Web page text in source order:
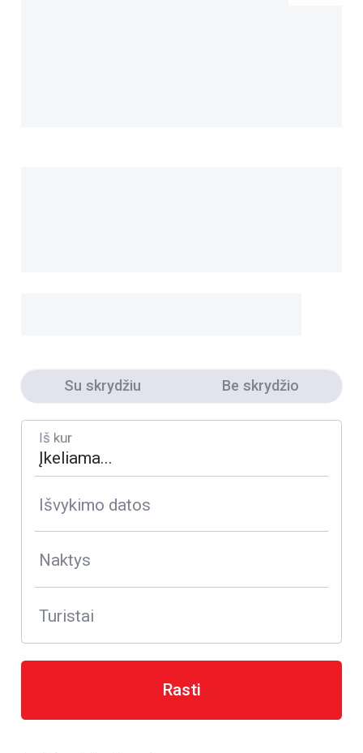
Su skrydžiu Be skrydžio
Iš kur
Išvykimo datos
Naktys
Turistai
Rasti